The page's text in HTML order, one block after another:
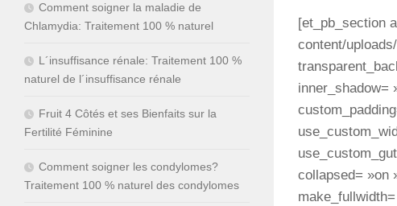
[et_pb_section
content/
inner_shadow=
collapsed= »on
Comment soigner la maladie de
Chlamydia: Traitement 100 % naturel
L´insuffisance rénale: Traitement 100 %
naturel de l´insuffisance rénale
Fruit 4 Côtés et ses Bienfaits sur la
Fertilité Féminine
Comment soigner les condylomes?
Traitement 100 % naturel des condylomes